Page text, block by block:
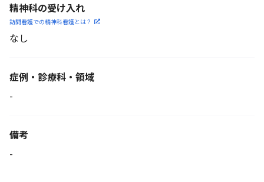
精神科の受け入れ
訪問看護での精神科看護とは？
なし
症例・診療科・ 領域
-
備考
-